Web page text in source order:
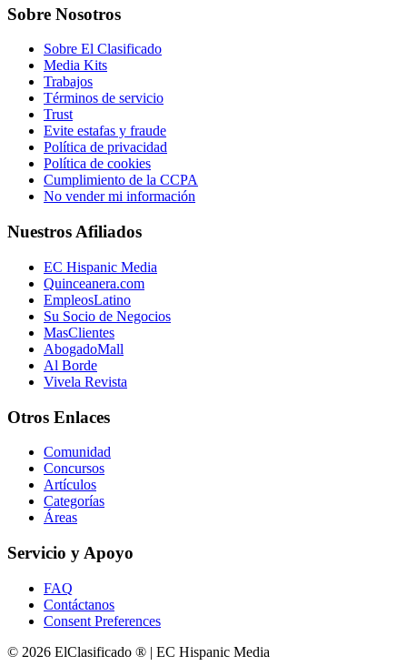
Sobre Nosotros
Sobre El Clasificado
Media Kits
Trabajos
Términos de servicio
Trust
Evite estafas y fraude
Política de privacidad
Política de cookies
Cumplimiento de la CCPA
No vender mi información
Nuestros Afiliados
EC Hispanic Media
Quinceanera.com
EmpleosLatino
Su Socio de Negocios
MasClientes
AbogadoMall
Al Borde
Vivela Revista
Otros Enlaces
Comunidad
Concursos
Artículos
Categorías
Áreas
Servicio y Apoyo
FAQ
Contáctanos
Consent Preferences
© 2026 ElClasificado ® | EC Hispanic Media